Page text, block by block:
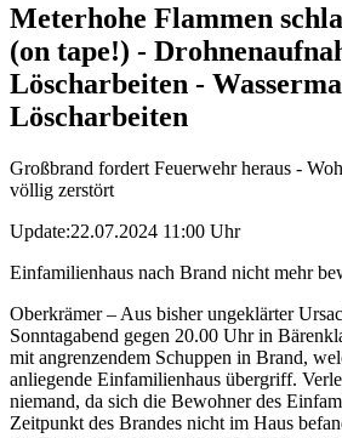
Meterhohe Flammen
(on tape!) -
Löscharbeiten -
Löscharbeiten
Großbrand fordert Feuerwehr heraus -
völlig zerstört
Update:22.07.2024 11:00 Uhr
Einfamilienhaus nach Brand nicht mehr
Oberkrämer – Aus bisher ungeklärter
Sonntagabend gegen 20.00 Uhr in
mit angrenzendem Schuppen in Brand,
anliegende Einfamilienhaus übergriff.
niemand, da sich die Bewohner des
Zeitpunkt des Brandes nicht im Haus